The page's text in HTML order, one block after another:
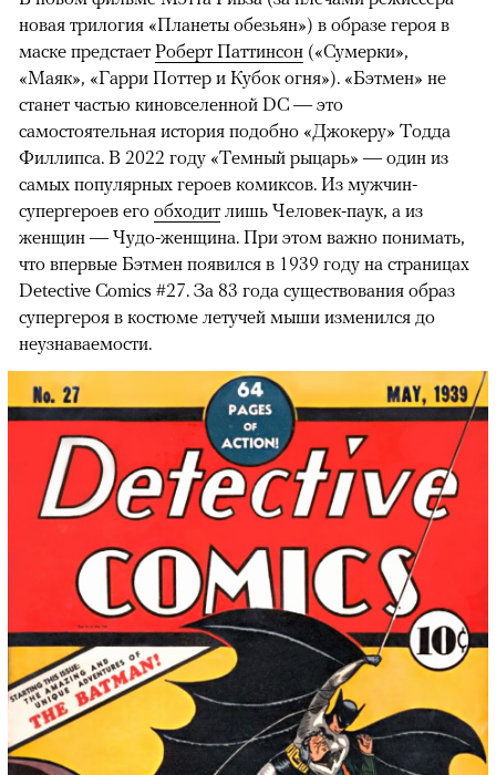
новая трилогия «Планеты обезьян») в образе героя в
маске предстает Роберт Паттинсон («Сумерки»,
«Маяк», «Гарри Поттер и Кубок огня»). «Бэтмен» не
станет частью киновселенной DC — это
самостоятельная история подобно «Джокеру» Тодда
Филлипса. В 2022 году «Темный рыцарь» — один из
самых популярных героев комиксов. Из мужчин-
супергероев его обходит лишь Человек-паук, а из
женщин — Чудо-женщина. При этом важно понимать,
что впервые Бэтмен появился в 1939 году на страницах
Detective Comics #27. За 83 года существования образ
супергероя в костюме летучей мыши изменился до
неузнаваемости.